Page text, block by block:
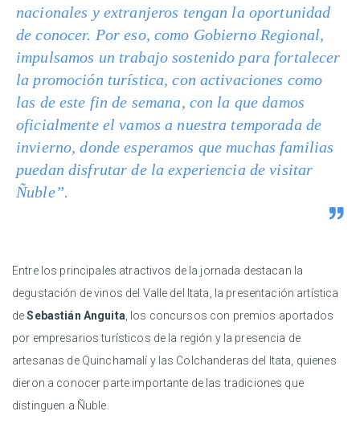
nacionales y extranjeros tengan la oportunidad
de conocer. Por eso, como Gobierno Regional,
impulsamos un trabajo sostenido para fortalecer
la promoción turística, con activaciones como
las de este fin de semana, con la que damos
oficialmente el vamos a nuestra temporada de
invierno, donde esperamos que muchas familias
puedan disfrutar de la experiencia de visitar
Ñuble”.
Entre los principales atractivos de la jornada destacan la
degustación de vinos del Valle del Itata, la presentación artística
deSebastián Anguita , los concursos con premios aportados
por empresarios turísticos de la región y la presencia de
artesanas de Quinchamalí y las Colchanderas del Itata, quienes
dieron a conocer parte importante de las tradiciones que
distinguen a Ñuble.